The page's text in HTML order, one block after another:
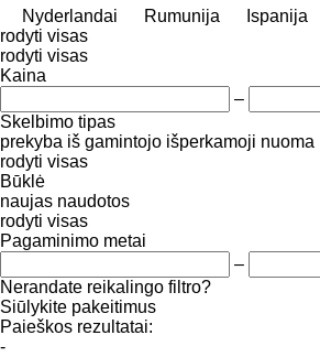
Nyderlandai
Rumunija Ispanija
rodyti visas
rodyti visas
Kaina
–
Skelbimo tipas
prekyba iš gamintojo išperkamoji nuoma
rodyti visas
Būklė
naujas naudotos
rodyti visas
Pagaminimo metai
–
Nerandate reikalingo filtro?
Siūlykite pakeitimus
Paieškos rezultatai:
-